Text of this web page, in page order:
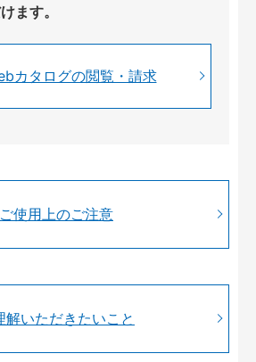
ます。
カタログの閲覧・請求
ご使用上のご注意
解いただきたいこと